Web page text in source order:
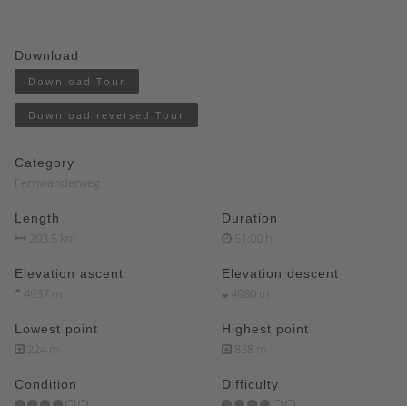
Download
Download Tour
Download reversed Tour
Category
Fernwanderweg
Length
203.5 km
Duration
51:00 h
Elevation ascent
4937 m
Elevation descent
4980 m
Lowest point
224 m
Highest point
838 m
Condition Difficulty